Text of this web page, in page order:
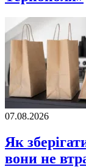
07.08.2026
Як
вони не